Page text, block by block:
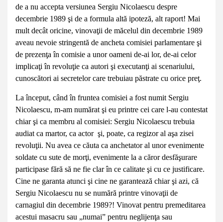
de a nu accepta versiunea Sergiu Nicolaescu despre
decembrie 1989 şi de a formula altă ipoteză, alt raport! Mai
mult decât oricine, vinovaţii de măcelul din decembrie 1989
aveau nevoie stringentă de ancheta comisiei parlamentare şi
de prezenţa în comisie a unor oameni de-ai lor, de-ai celor
implicaţi în revoluţie ca autori şi executanţi ai scenariului,
cunoscători ai secretelor care trebuiau păstrate cu orice preţ.
La început, când în fruntea comisiei a fost numit Sergiu
Nicolaescu, m-am numărat şi eu printre cei care l-au contestat
chiar şi ca membru al comisiei: Sergiu Nicolaescu trebuia
audiat ca martor, ca actor şi, poate, ca regizor al aşa zisei
revoluţii. Nu avea ce căuta ca anchetator al unor evenimente
soldate cu sute de morţi, evenimente la a căror desfăşurare
participase fără să ne fie clar în ce calitate şi cu ce justificare.
Cine ne garanta atunci şi cine ne garantează chiar şi azi, că
Sergiu Nicolaescu nu se numără printre vinovaţii de
carnagiul din decembrie 1989?! Vinovat pentru premeditarea
acestui masacru sau „numai” pentru neglijenţa sau